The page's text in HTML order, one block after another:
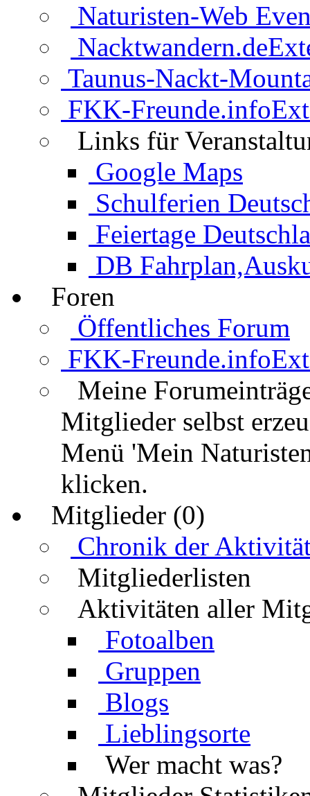
Naturisten-Web
Nacktwandern.de
Taunus-Nackt-
FKK-Freunde.info
Links für
Google Maps
Schulferien
Feiertage
DB
Foren
Öffentliches Forum
FKK-Freunde.info
Meine
Mitglieder selbst
Menü 'Mein
klicken.
Mitglieder (0)
Chronik der
Mitgliederlisten
Aktivitäten aller
Fotoalben
Gruppen
Blogs
Lieblingsorte
Wer macht was?